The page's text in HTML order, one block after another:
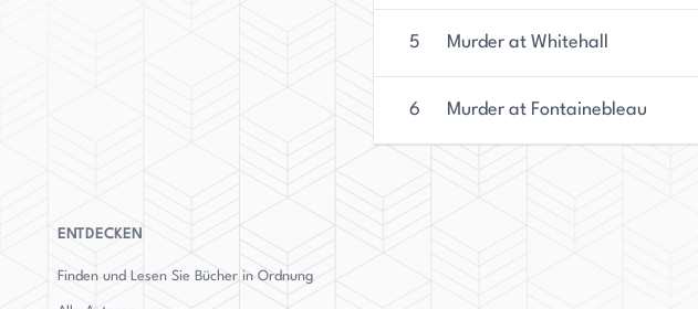
5 Murder at Whitehall
6 Murder at Fontainebleau
ENTDECKEN
Finden und Lesen Sie Bücher in Ordnung